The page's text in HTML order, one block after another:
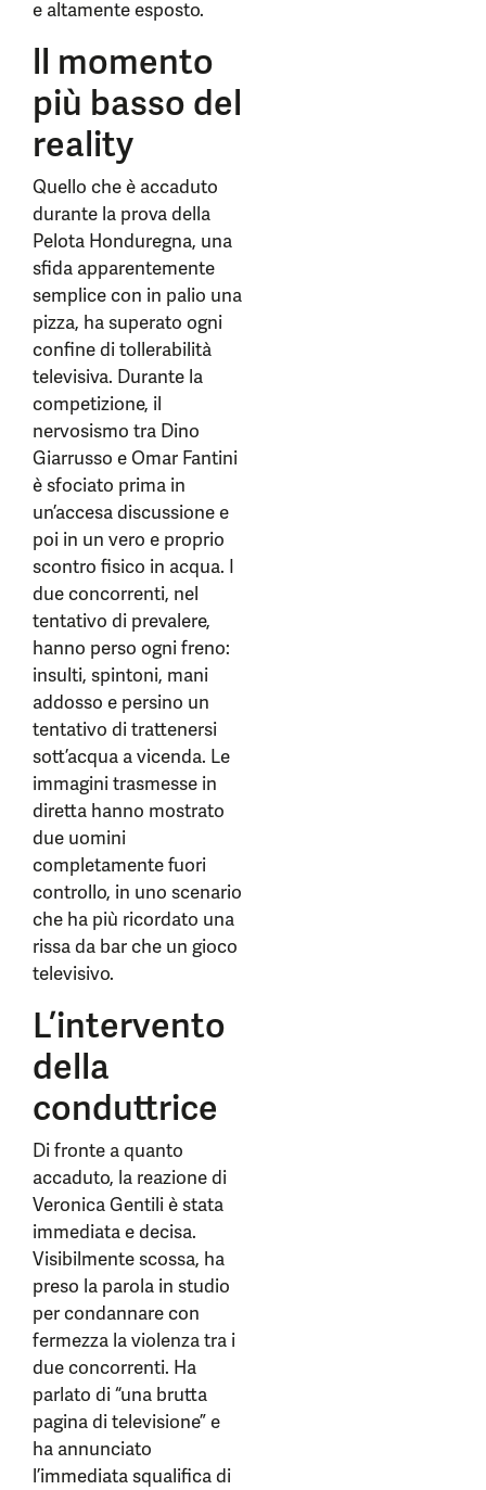
e altamente esposto.
ll momento
più basso del
reality
Quello che è accaduto
durante la prova della
Pelota Honduregna, una
sfida apparentemente
semplice con in palio una
pizza, ha superato ogni
confine di tollerabilità
televisiva. Durante la
competizione, il
nervosismo tra Dino
Giarrusso e Omar Fantini
è sfociato prima in
un’accesa discussione e
poi in un vero e proprio
scontro fisico in acqua. I
due concorrenti, nel
tentativo di prevalere,
hanno perso ogni freno:
insulti, spintoni, mani
addosso e persino un
tentativo di trattenersi
sott’acqua a vicenda. Le
immagini trasmesse in
diretta hanno mostrato
due uomini
completamente fuori
controllo, in uno scenario
che ha più ricordato una
rissa da bar che un gioco
televisivo.
L’intervento
della
conduttrice
Di fronte a quanto
accaduto, la reazione di
Veronica Gentili è stata
immediata e decisa.
Visibilmente scossa, ha
preso la parola in studio
per condannare con
fermezza la violenza tra i
due concorrenti. Ha
parlato di “una brutta
pagina di televisione” e
ha annunciato
l’immediata squalifica di